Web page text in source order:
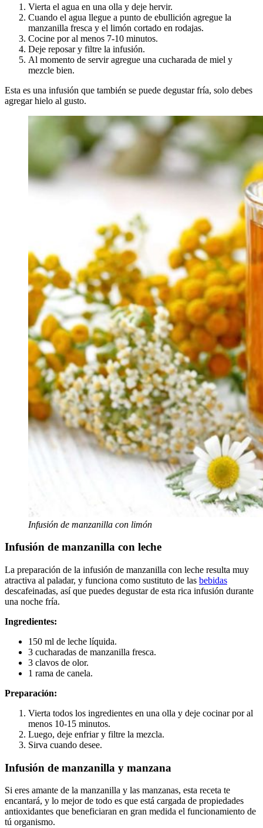
Vierta el agua en una olla y deje hervir.
Cuando el agua llegue a punto de ebullición agregue la
manzanilla fresca y el limón cortado en rodajas.
Cocine por al menos 7-10 minutos.
Deje reposar y filtre la infusión.
Al momento de servir agregue una cucharada de miel y
mezcle bien.
Esta es una infusión que también se puede degustar fría, solo debes
agregar hielo al gusto.
Infusión de manzanilla con limón
Infusión de manzanilla con leche
La preparación de la infusión de manzanilla con leche resulta muy
atractiva al paladar, y funciona como sustituto de las bebidas
descafeinadas, así que puedes degustar de esta rica infusión durante
una noche fría.
Ingredientes:
150 ml de leche líquida.
3 cucharadas de manzanilla fresca.
3 clavos de olor.
1 rama de canela.
Preparación:
Vierta todos los ingredientes en una olla y deje cocinar por al
menos 10-15 minutos.
Luego, deje enfriar y filtre la mezcla.
Sirva cuando desee.
Infusión de manzanilla y manzana
Si eres amante de la manzanilla y las manzanas, esta receta te
encantará, y lo mejor de todo es que está cargada de propiedades
antioxidantes que beneficiaran en gran medida el funcionamiento de
tú organismo.